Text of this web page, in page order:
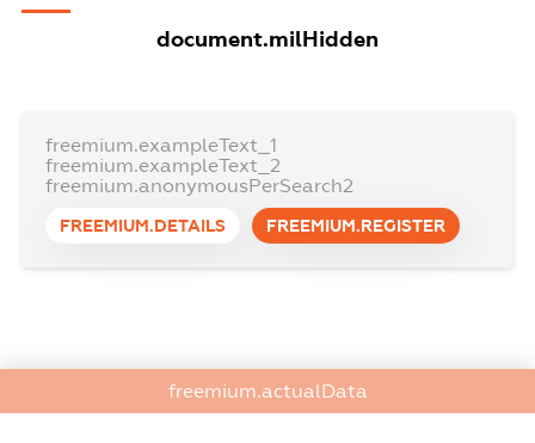
document.milHidden
freemium.exampleText_1
freemium.exampleText_2
freemium.anonymousPerSearch2
FREEMIUM.DETAILS FREEMIUM.REGISTER
freemium.actualData